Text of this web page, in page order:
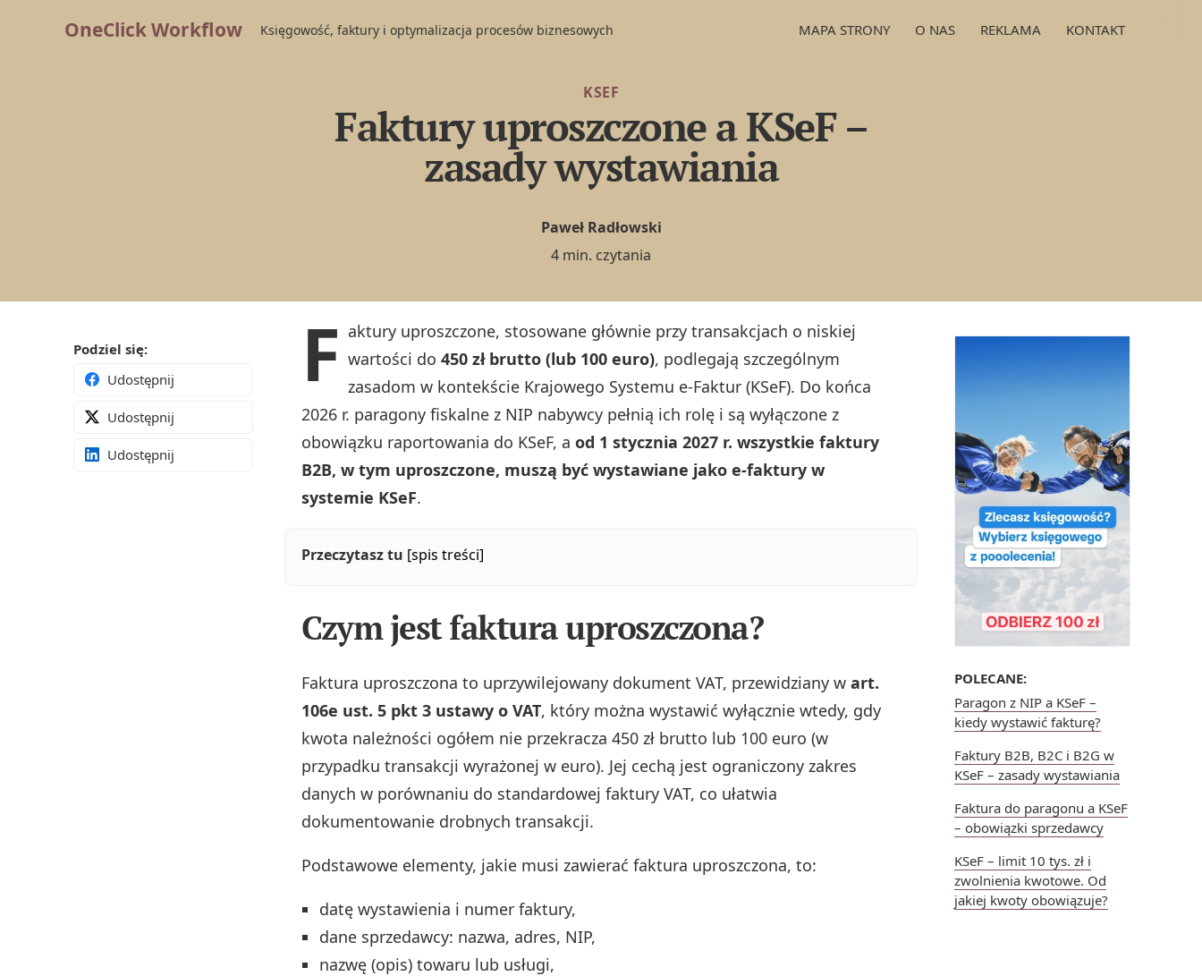
OneClick Workflow Księgowość, faktury i optymalizacja procesów biznesowych MAPA STRONY O NAS REKLAMA KONTAKT
KSEF
Faktury uproszczone a KSeF –
zasady wystawiania
Paweł Radłowski
4 min. czytania
POLECANE:
Paragon z NIP a KSeF –
kiedy wystawić fakturę?
Faktury B2B, B2C i B2G w
KSeF – zasady wystawiania
Faktura do paragonu a KSeF
– obowiązki sprzedawcy
KSeF – limit 10 tys. zł i
zwolnienia kwotowe. Od
jakiej kwoty obowiązuje?
Podziel się:
Udostępnij
Udostępnij
Udostępnij
F aktury uproszczone, stosowane głównie przy transakcjach o niskiej
wartości do 450 zł brutto (lub 100 euro), podlegają szczególnym
zasadom w kontekście Krajowego Systemu e-Faktur (KSeF). Do końca
2026 r. paragony fiskalne z NIP nabywcy pełnią ich rolę i są wyłączone z
obowiązku raportowania do KSeF, a od 1 stycznia 2027 r. wszystkie faktury
B2B, w tym uproszczone, muszą być wystawiane jako e-faktury w
systemie KSeF.
Przeczytasz tu [spis treści]
Czym jest faktura uproszczona?
Faktura uproszczona to uprzywilejowany dokument VAT, przewidziany w art.
106e ust. 5 pkt 3 ustawy o VAT, który można wystawić wyłącznie wtedy, gdy
kwota należności ogółem nie przekracza 450 zł brutto lub 100 euro (w
przypadku transakcji wyrażonej w euro). Jej cechą jest ograniczony zakres
danych w porównaniu do standardowej faktury VAT, co ułatwia
dokumentowanie drobnych transakcji.
Podstawowe elementy, jakie musi zawierać faktura uproszczona, to:
datę wystawienia i numer faktury,
dane sprzedawcy: nazwa, adres, NIP,
nazwę (opis) towaru lub usługi,